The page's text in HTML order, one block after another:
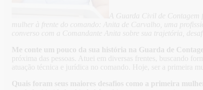
A Guarda Civil de
mulher à frente do comando: Anita de Carvalho, uma
converso com a Comandante Anita sobre sua trajetória,
Me conte um pouco da sua história na Guarda de
próxima das pessoas. Atuei em diversas frentes, buscando
atuação técnica e jurídica no comando. Hoje, ser a primeira
Quais foram seus maiores desafios como a primeira